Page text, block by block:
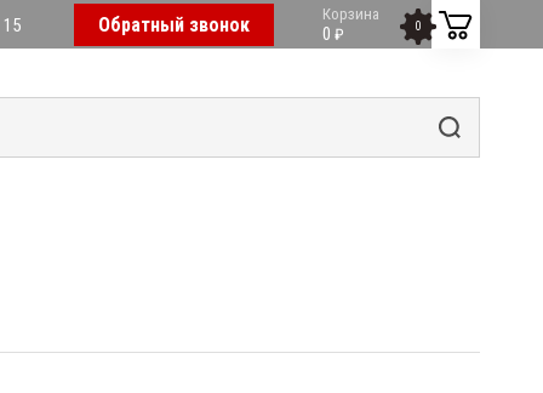
15 Обратный звонок 0
Корзина
0 ₽